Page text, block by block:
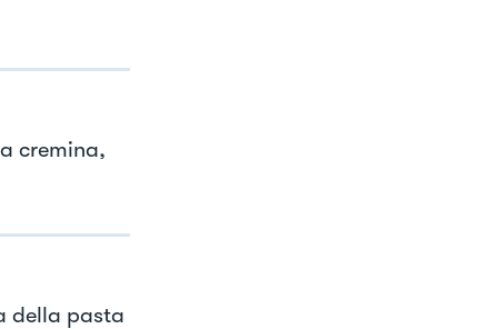
cremina,
della pasta